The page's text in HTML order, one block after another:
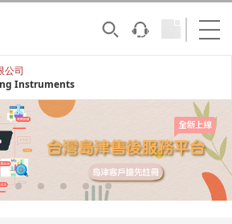
公司
Instruments